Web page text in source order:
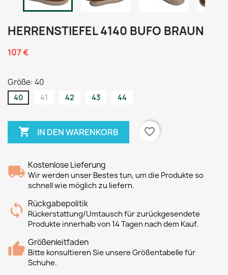
HERRENSTIEFEL 4140 BUFO BRAUN
107 €
Größe: 40
40 41 42 43 44
 IN DEN WARENKORB favorite_border
Kostenlose Lieferung
Wir werden unser Bestes tun, um die Produkte so
schnell wie möglich zu liefern.
Rückgabepolitik
Rückerstattung/Umtausch für zurückgesendete
Produkte innerhalb von 14 Tagen nach dem Kauf.
Größenleitfaden
Bitte konsultieren Sie unsere Größentabelle für
Schuhe.